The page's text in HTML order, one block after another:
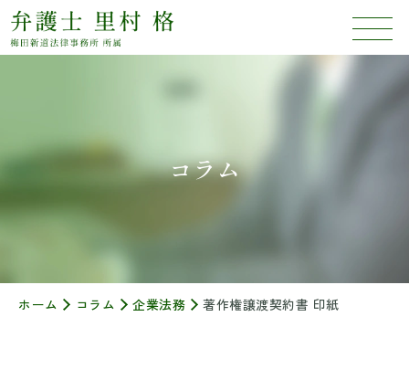
コラム
ホーム コラム 企業法務 著作権譲渡契約書 印紙